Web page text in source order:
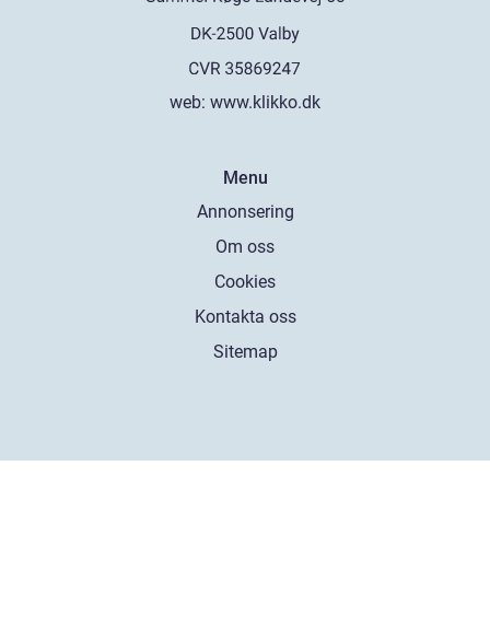
web: www.klikko.dk
Menu
Annonsering
Om oss
Cookies
Kontakta oss
Sitemap